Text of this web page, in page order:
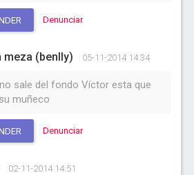
Denunciar
(benlly) 05-11-2014 14:34
sale del fondo Víctor esta que
muñeco
Denunciar
02-11-2014 14:51